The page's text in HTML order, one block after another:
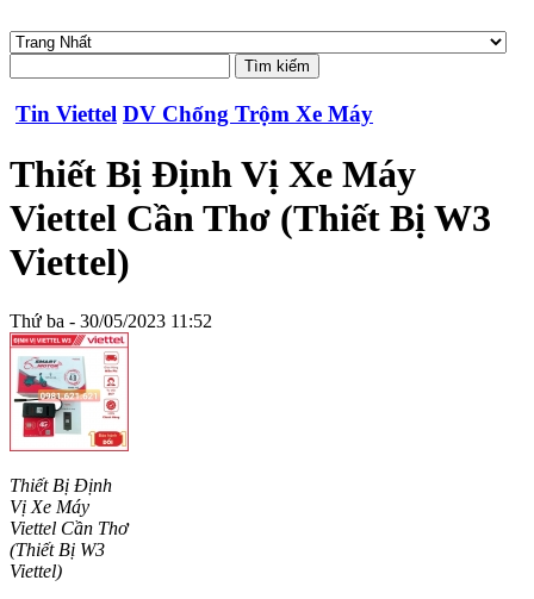
Tin Viettel DV Chống Trộm Xe Máy
Thiết Bị Định Vị Xe Máy
Viettel Cần Thơ (Thiết Bị W3
Viettel)
Thứ ba - 30/05/2023 11:52
Thiết Bị Định
Vị Xe Máy
Viettel Cần Thơ
(Thiết Bị W3
Viettel)